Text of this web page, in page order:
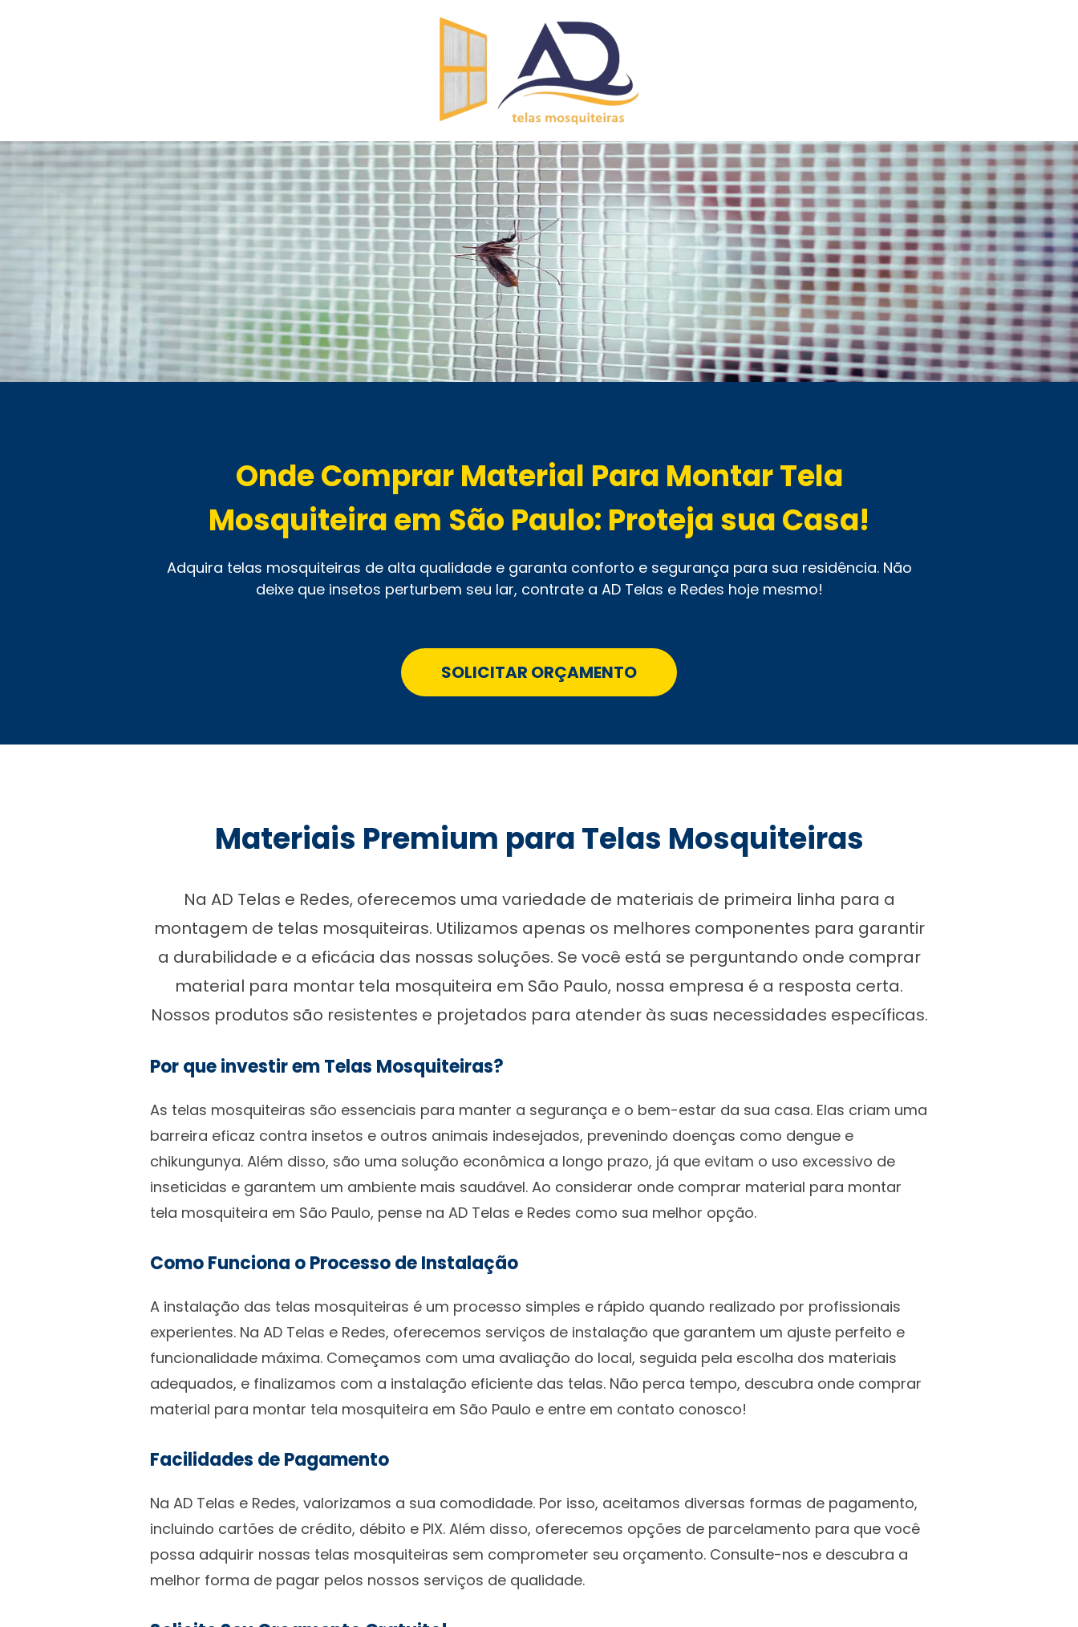
Onde Comprar Material Para Montar Tela
Mosquiteira em São Paulo: Proteja sua Casa!
Adquira telas mosquiteiras de alta qualidade e garanta conforto e segurança para sua residência. Não
deixe que insetos perturbem seu lar, contrate a AD Telas e Redes hoje mesmo!
SOLICITAR ORÇAMENTO
Materiais Premium para Telas Mosquiteiras
Na AD Telas e Redes, oferecemos uma variedade de materiais de primeira linha para a
montagem de telas mosquiteiras. Utilizamos apenas os melhores componentes para garantir
a durabilidade e a eficácia das nossas soluções. Se você está se perguntando onde comprar
material para montar tela mosquiteira em São Paulo, nossa empresa é a resposta certa.
Nossos produtos são resistentes e projetados para atender às suas necessidades específicas.
Por que investir em Telas Mosquiteiras?
As telas mosquiteiras são essenciais para manter a segurança e o bem-estar da sua casa. Elas criam uma
barreira eficaz contra insetos e outros animais indesejados, prevenindo doenças como dengue e
chikungunya. Além disso, são uma solução econômica a longo prazo, já que evitam o uso excessivo de
inseticidas e garantem um ambiente mais saudável. Ao considerar onde comprar material para montar
tela mosquiteira em São Paulo, pense na AD Telas e Redes como sua melhor opção.
Como Funciona o Processo de Instalação
A instalação das telas mosquiteiras é um processo simples e rápido quando realizado por profissionais
experientes. Na AD Telas e Redes, oferecemos serviços de instalação que garantem um ajuste perfeito e
funcionalidade máxima. Começamos com uma avaliação do local, seguida pela escolha dos materiais
adequados, e finalizamos com a instalação eficiente das telas. Não perca tempo, descubra onde comprar
material para montar tela mosquiteira em São Paulo e entre em contato conosco!
Facilidades de Pagamento
Na AD Telas e Redes, valorizamos a sua comodidade. Por isso, aceitamos diversas formas de pagamento,
incluindo cartões de crédito, débito e PIX. Além disso, oferecemos opções de parcelamento para que você
possa adquirir nossas telas mosquiteiras sem comprometer seu orçamento. Consulte-nos e descubra a
melhor forma de pagar pelos nossos serviços de qualidade.